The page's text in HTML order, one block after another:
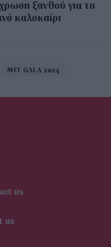
ξανθού για το
καλοκαίρι
MET GALA 2024
us
us